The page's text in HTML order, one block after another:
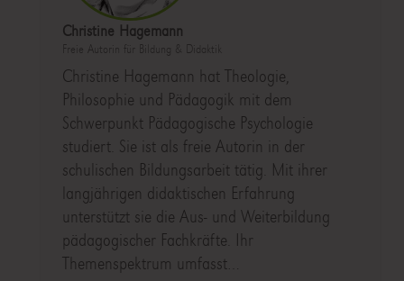
Christine Hagemann
Freie Autorin für Bildung & Didaktik
Christine Hagemann hat Theologie,
Philosophie und Pädagogik mit dem
Schwerpunkt Pädagogische Psychologie
studiert. Sie ist als freie Autorin in der
schulischen Bildungsarbeit tätig. Mit ihrer
langjährigen didaktischen Erfahrung
unterstützt sie die Aus- und Weiterbildung
pädagogischer Fachkräfte. Ihr
Themenspektrum umfasst…